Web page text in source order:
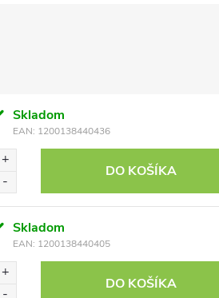
Skladom
EAN: 1200138440436
DO KOŠÍKA
Skladom
EAN: 1200138440405
DO KOŠÍKA